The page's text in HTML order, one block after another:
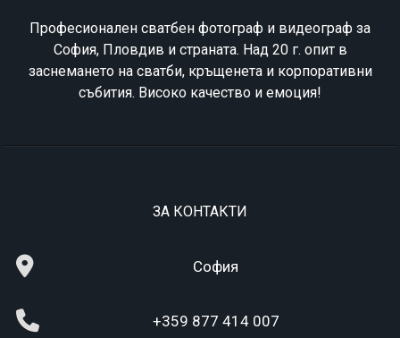
Професионален сватбен фотограф и видеограф за
София, Пловдив и страната. Над 20 г. опит в
заснемането на сватби, кръщенета и корпоративни
събития. Високо качество и емоция!
ЗА КОНТАКТИ
София
+359 877 414 007